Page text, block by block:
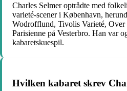
Charles Selmer optrådte med
varieté-scener i København,
Wodrofflund, Tivolis Varieté, Over
Parisienne på Vesterbro. Han var
kabaretskuespil.
Hvilken kabaret skrev